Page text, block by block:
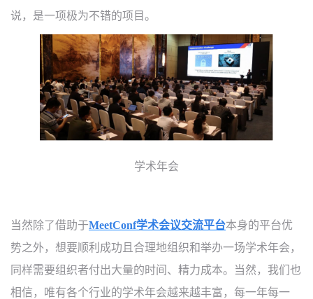
说 ， 是一项极为不错的项目。
学术年会
当然除了借助于MeetConf学术会议交流平台本身的平台优
势之外 ，想要顺利成功且合理地组织和举办一场学术年会 ，
同样需要组织者付出大量的时间 、精力成本。 当然 ，我们也
相信 ， 唯有各个行业的学术年会越来越丰富 ，每一年每一